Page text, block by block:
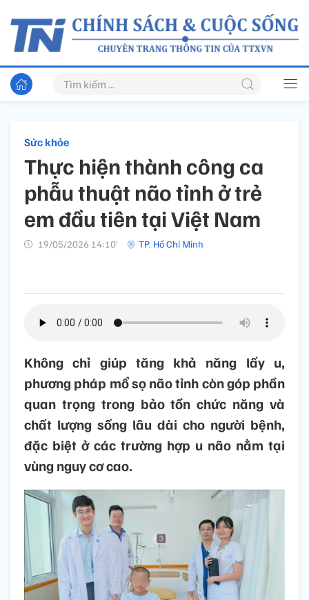
Sức khỏe
Thực hiện thành công ca
phẫu thuật não tỉnh ở trẻ
em đầu tiên tại Việt Nam
19/05/2026 14:10’ TP. Hồ Chí Minh
Không chỉ giúp tăng khả năng lấy u,
phương pháp mổ sọ não tỉnh còn góp phần
quan trọng trong bảo tồn chức năng và
chất lượng sống lâu dài cho người bệnh,
đặc biệt ở các trường hợp u não nằm tại
vùng nguy cơ cao.